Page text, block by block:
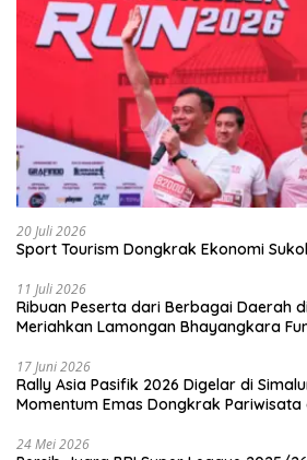
20 Juli 2026
Sport Tourism Dongkrak Ekonomi
11 Juli 2026
Ribuan Peserta dari Berbagai Daerah
Meriahkan Lamongan Bhayangkara
17 Juni 2026
Rally Asia Pasifik 2026 Digelar di
Momentum Emas Dongkrak
24 Mei 2026